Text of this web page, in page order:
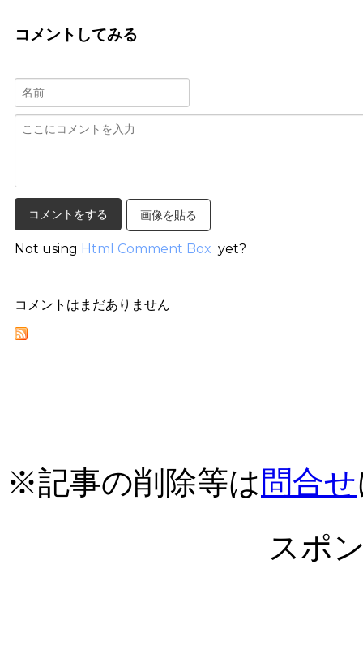
コメントしてみる
画像を貼る
Not using Html Comment Box yet?
コメントはまだありません
※記事の削除等は 問合せ
スポ